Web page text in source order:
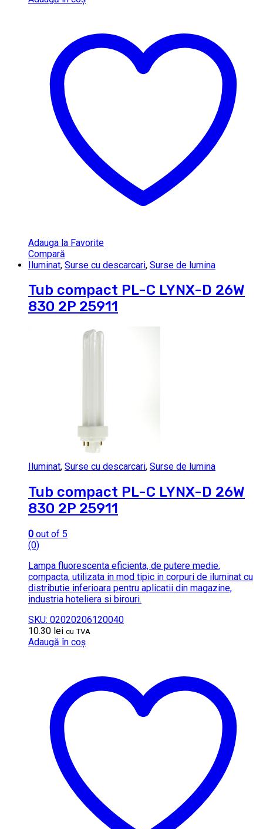
Adauga la Favorite
Compară
Iluminat, Surse cu descarcari, Surse de lumina
Tub compact PL-C LYNX-D 26W
830 2P 25911
Iluminat, Surse cu descarcari, Surse de lumina
Tub compact PL-C LYNX-D 26W
830 2P 25911
0 out of 5
(0)
Lampa fluorescenta eficienta, de putere medie,
compacta, utilizata in mod tipic in corpuri de iluminat cu
distributie inferioara pentru aplicatii din magazine,
industria hoteliera si birouri.
SKU: 02020206120040
10.30 lei cu TVA
Adaugă în coș